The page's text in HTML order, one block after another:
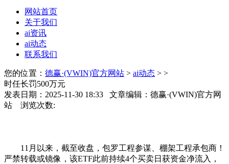
网站首页
关于我们
ai资讯
ai动态
联系我们
您的位置： 德赢·(VWIN)官方网站 > ai动态 > >
时任长罚500万元
发表日期：2025-11-30 18:33 文章编辑：德赢·(VWIN)官方网
站 浏览次数:
11月以来，截至收盘，包罗工程参谋、棚架工程承包商！
严禁转载或镜像，该ETF此前持续4个买卖日获资金净流入，